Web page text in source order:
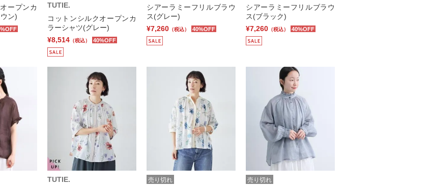
ープンカ
ン)
TUTIE.
コットンシルクオープンカ
ラーシャツ(グレー)
¥8,514 （税込） 40%OFF
シアーラミーフリルブラウ
ス(グレー)
¥7,260 （税込） 40%OFF
シアーラミーフリルブラウ
ス(ブラック)
¥7,260 （税込） 40%OFF
TUTIE.
売り切れ 売り切れ